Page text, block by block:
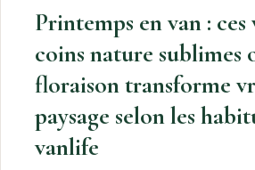
Printemps en van :
coins nature sublimes
floraison transforme
paysage selon les
vanlife